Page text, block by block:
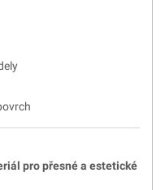
pro přesné a estetické